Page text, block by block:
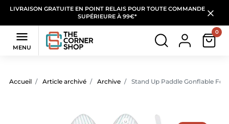
LIVRAISON GRATUITE EN POINT RELAIS POUR TOUTE COMMANDE
SUPÉRIEURE À 99€*

MENU
0
Accueil Article archivé Archive Stand Up Paddle Gonflable